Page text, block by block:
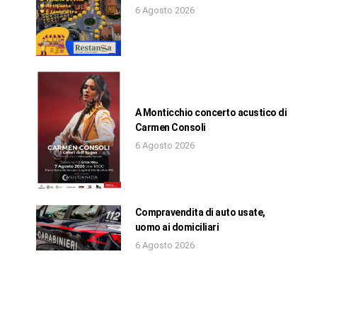
6 Agosto 2026
A Monticchio concerto acustico di
Carmen Consoli
6 Agosto 2026
Compravendita di auto usate,
uomo ai domiciliari
6 Agosto 2026